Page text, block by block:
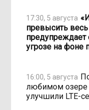
17:30, 5 августа
превысить
предупреждает
угрозе на фоне
16:00, 5 августа
любимом озере
улучшили LTE-